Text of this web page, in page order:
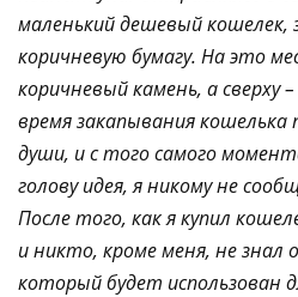
маленький дешевый кошелек,
коричневую бумагу. На это
коричневый камень, а сверху
время закапывания
души, и с того самого
голову идея, я никому не
После того, как я купил
и никто, кроме меня, не знал
который будет использован